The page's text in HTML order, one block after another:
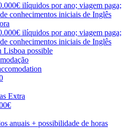
ilíquidos por ano; viagem paga;
conhecimentos iniciais de Inglês
ilíquidos por ano; viagem paga;
conhecimentos iniciais de Inglês
Lisboa possible
Extra
anuais + possibilidade de horas